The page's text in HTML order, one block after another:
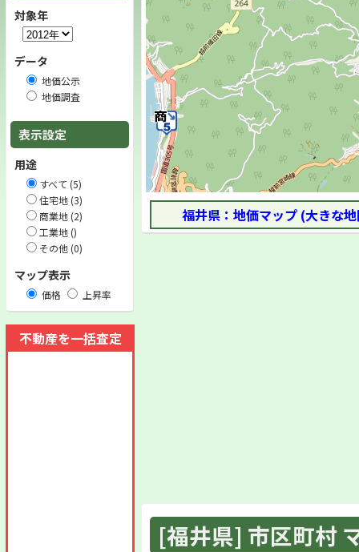
対象年
データ
地価公示
地価調査
表示設定
用途
すべて (5)
住宅地 (3)
商業地 (2)
工業地 ()
その他 (0)
マップ表示
価格 上昇率
不動産を一括査定
福井県：地価マップ (大きな
[福井県] 市区町村